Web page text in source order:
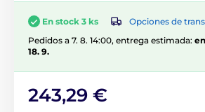
En stock 3 ks
Opciones de
Pedidos a 7. 8. 14:00, entrega estimada:
18. 9.
243,29 €